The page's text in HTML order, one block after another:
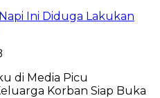
Ini Diduga Lakukan